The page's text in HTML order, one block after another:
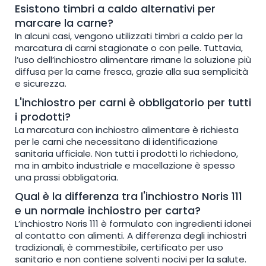
Esistono timbri a caldo alternativi per
marcare la carne?
In alcuni casi, vengono utilizzati timbri a caldo per la
marcatura di carni stagionate o con pelle. Tuttavia,
l’uso dell’inchiostro alimentare rimane la soluzione più
diffusa per la carne fresca, grazie alla sua semplicità
e sicurezza.
L'inchiostro per carni è obbligatorio per tutti
i prodotti?
La marcatura con inchiostro alimentare è richiesta
per le carni che necessitano di identificazione
sanitaria ufficiale. Non tutti i prodotti lo richiedono,
ma in ambito industriale e macellazione è spesso
una prassi obbligatoria.
Qual è la differenza tra l'inchiostro Noris 111
e un normale inchiostro per carta?
L’inchiostro Noris 111 è formulato con ingredienti idonei
al contatto con alimenti. A differenza degli inchiostri
tradizionali, è commestibile, certificato per uso
sanitario e non contiene solventi nocivi per la salute.